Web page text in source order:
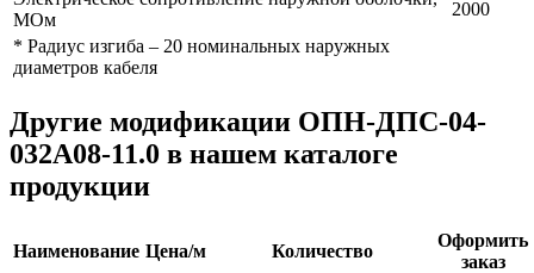
МОм
2000
* Радиус изгиба – 20 номинальных наружных
диаметров кабеля
Другие модификации ОПН-ДПС-04-
032А08-11.0 в нашем каталоге
продукции
Наименование Цена/м Количество
Оформить
заказ